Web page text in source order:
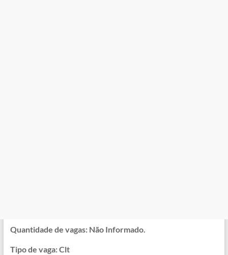
Quantidade de vagas: Não Informado.
Tipo de vaga: Clt